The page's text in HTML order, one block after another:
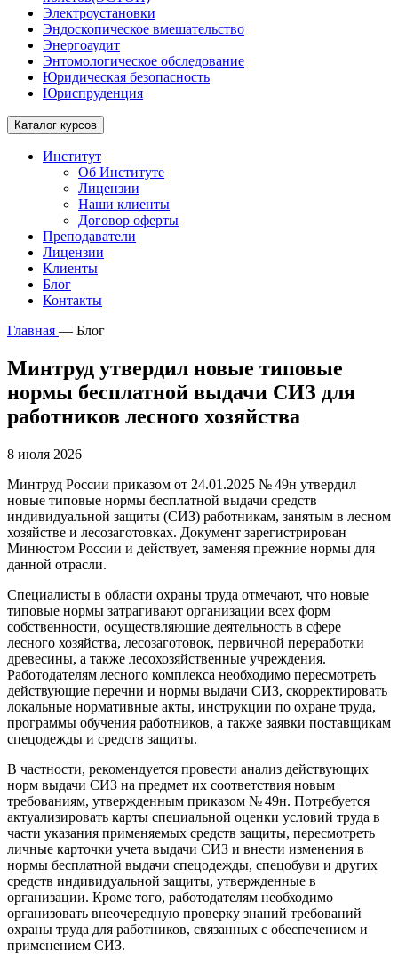
Электроустановки
Эндоскопическое вмешательство
Энергоаудит
Энтомологическое обследование
Юридическая безопасность
Юриспруденция
Каталог курсов
Институт
Об Институте
Лицензии
Наши клиенты
Договор оферты
Преподаватели
Лицензии
Клиенты
Блог
Контакты
Главная — Блог
Минтруд утвердил новые типовые
нормы бесплатной выдачи СИЗ для
работников лесного хозяйства
8 июля 2026
Минтруд России приказом от 24.01.2025 № 49н утвердил
новые типовые нормы бесплатной выдачи средств
индивидуальной защиты (СИЗ) работникам, занятым в лесном
хозяйстве и лесозаготовках. Документ зарегистрирован
Минюстом России и действует, заменяя прежние нормы для
данной отрасли.
Специалисты в области охраны труда отмечают, что новые
типовые нормы затрагивают организации всех форм
собственности, осуществляющие деятельность в сфере
лесного хозяйства, лесозаготовок, первичной переработки
древесины, а также лесохозяйственные учреждения.
Работодателям лесного комплекса необходимо пересмотреть
действующие перечни и нормы выдачи СИЗ, скорректировать
локальные нормативные акты, инструкции по охране труда,
программы обучения работников, а также заявки поставщикам
спецодежды и средств защиты.
В частности, рекомендуется провести анализ действующих
норм выдачи СИЗ на предмет их соответствия новым
требованиям, утвержденным приказом № 49н. Потребуется
актуализировать карты специальной оценки условий труда в
части указания применяемых средств защиты, пересмотреть
личные карточки учета выдачи СИЗ и внести изменения в
нормы бесплатной выдачи спецодежды, спецобуви и других
средств индивидуальной защиты, утвержденные в
организации. Кроме того, работодателям необходимо
организовать внеочередную проверку знаний требований
охраны труда для работников, связанных с обеспечением и
применением СИЗ.